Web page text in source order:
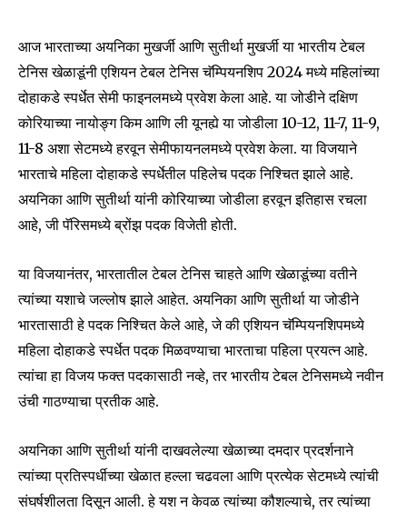
Join our community of
SUBSCRIBERS and be part of the
conversation.
आज भारताच्या अयनिका मुखर्जी आणि सुतीर्था मुखर्जी या भारतीय टेबल
टेनिस खेळाडूंनी एशियन टेबल टेनिस चॅम्पियनशिप 2024 मध्ये महिलांच्या
दोहाकडे स्पर्धेत सेमी फाइनलमध्ये प्रवेश केला आहे. या जोडीने दक्षिण
कोरियाच्या नायोङ्ग किम आणि ली यूनह्ये या जोडीला 10-12, 11-7, 11-9,
11-8 अशा सेटमध्ये हरवून सेमीफायनलमध्ये प्रवेश केला. या विजयाने
भारताचे महिला दोहाकडे स्पर्धेतील पहिलेच पदक निश्चित झाले आहे.
अयनिका आणि सुतीर्था यांनी कोरियाच्या जोडीला हरवून इतिहास रचला
आहे, जी पॅरिसमध्ये ब्रोंझ पदक विजेती होती.
या विजयानंतर, भारतातील टेबल टेनिस चाहते आणि खेळाडूंच्या वतीने
त्यांच्या यशाचे जल्लोष झाले आहेत. अयनिका आणि सुतीर्था या जोडीने
भारतासाठी हे पदक निश्चित केले आहे, जे की एशियन चॅम्पियनशिपमध्ये
महिला दोहाकडे स्पर्धेत पदक मिळवण्याचा भारताचा पहिला प्रयत्न आहे.
त्यांचा हा विजय फक्त पदकासाठी नव्हे, तर भारतीय टेबल टेनिसमध्ये नवीन
उंची गाठण्याचा प्रतीक आहे.
अयनिका आणि सुतीर्था यांनी दाखवलेल्या खेळाच्या दमदार प्रदर्शनाने
त्यांच्या प्रतिस्पर्धीच्या खेळात हल्ला चढवला आणि प्रत्येक सेटमध्ये त्यांची
संघर्षशीलता दिसून आली. हे यश न केवळ त्यांच्या कौशल्याचे, तर त्यांच्या